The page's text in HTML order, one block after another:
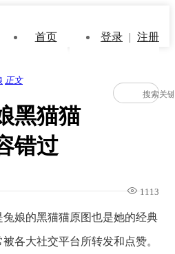
首页 登录 | 注册
正文
黑猫猫
错过
1113
娘的黑猫猫原图也是她的经典
各大社交平台所转发和点赞。